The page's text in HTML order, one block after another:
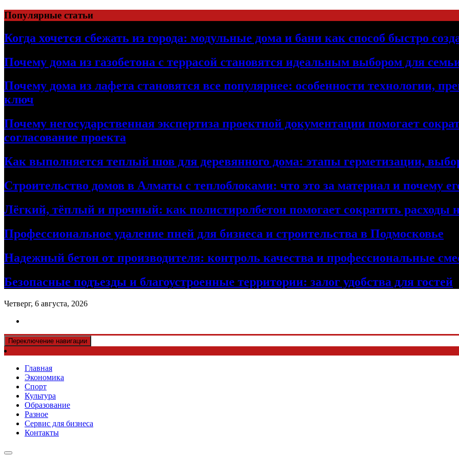
Перейти
к
содержимому
Популярные статьи
Когда хочется сбежать из города: модульные дома и бани как способ быстро
Почему дома из газобетона с террасой становятся идеальным выбором для
Почему дома из лафета становятся все популярнее: особенности технологии,
ключ
Почему негосударственная экспертиза проектной документации помогает
согласование проекта
Как выполняется теплый шов для деревянного дома: этапы герметизации,
Строительство домов в Алматы с теплоблоками: что это за материал и почему
Лёгкий, тёплый и прочный: как полистиролбетон помогает сократить расходы
Профессиональное удаление пней для бизнеса и строительства в Подмосковье
Надежный бетон от производителя: контроль качества и профессиональные
Безопасные подъезды и благоустроенные территории: залог удобства для гостей
Четверг, 6 августа, 2026
Переключение навигации
Главная
Экономика
Спорт
Культура
Образование
Разное
Сервис для бизнеса
Контакты